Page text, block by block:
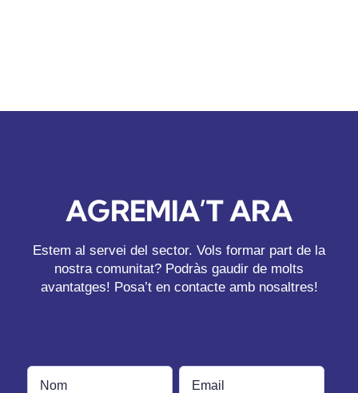
AGREMIA’T ARA
Estem al servei del sector. Vols formar part de la
nostra comunitat? Podràs gaudir de molts
avantatges! Posa’t en contacte amb nosaltres!